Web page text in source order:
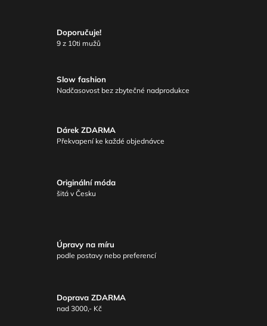
Doporučuje!
9 z 10ti mužů
Slow fashion
Nadčasovost bez zbytečné nadprodukce
Dárek ZDARMA
Překvapení ke každé objednávce
Originální móda
šitá v Česku
Úpravy na míru
podle postavy nebo preferencí
Doprava ZDARMA
nad 3000,- Kč